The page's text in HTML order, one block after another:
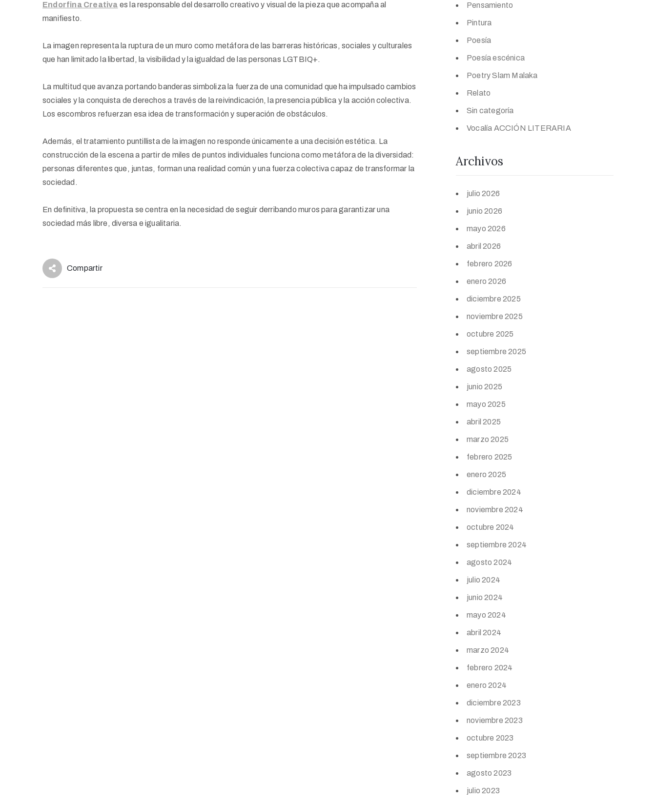
Endorfina Creativa es la responsable del desarrollo creativo y visual de la pieza que acompaña al
manifiesto.
La imagen representa la ruptura de un muro como metáfora de las barreras históricas, sociales y culturales
que han limitado la libertad, la visibilidad y la igualdad de las personas LGTBIQ+.
La multitud que avanza portando banderas simboliza la fuerza de una comunidad que ha impulsado cambios
sociales y la conquista de derechos a través de la reivindicación, la presencia pública y la acción colectiva.
Los escombros refuerzan esa idea de transformación y superación de obstáculos.
Además, el tratamiento puntillista de la imagen no responde únicamente a una decisión estética. La
construcción de la escena a partir de miles de puntos individuales funciona como metáfora de la diversidad:
personas diferentes que, juntas, forman una realidad común y una fuerza colectiva capaz de transformar la
sociedad.
En definitiva, la propuesta se centra en la necesidad de seguir derribando muros para garantizar una
sociedad más libre, diversa e igualitaria.
Compartir
Pensamiento
Pintura
Poesía
Poesía escénica
Poetry Slam Malaka
Relato
Sin categoría
Vocalía ACCIÓN LITERARIA
Archivos
julio 2026
junio 2026
mayo 2026
abril 2026
febrero 2026
enero 2026
diciembre 2025
noviembre 2025
octubre 2025
septiembre 2025
agosto 2025
junio 2025
mayo 2025
abril 2025
marzo 2025
febrero 2025
enero 2025
diciembre 2024
noviembre 2024
octubre 2024
septiembre 2024
agosto 2024
julio 2024
junio 2024
mayo 2024
abril 2024
marzo 2024
febrero 2024
enero 2024
diciembre 2023
noviembre 2023
octubre 2023
septiembre 2023
agosto 2023
julio 2023